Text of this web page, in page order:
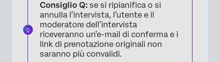
Consiglio Q: se si ripianifica o si
annulla l’intervista, l’utente e il
moderatore dell’intervista
riceveranno un’e-mail di conferma e i
link di prenotazione originali non
saranno più convalidi.